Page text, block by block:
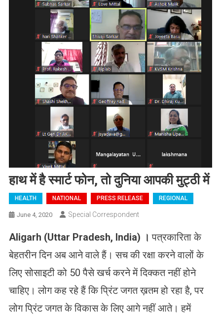
हाथ में है स्मार्ट फोन, तो दुनिया आपकी मुट्ठी में
HEALTH NATIONAL PRESS RELEASE REGIONAL
June 4, 2020 Special Correspondent
Aligarh (Uttar Pradesh, India) ।पत्रकारिता के
बेहतरीन दिन अब आने वाले हैं। सच की रक्षा करने वालों के
लिए सोसाइटी को 50 पैसे खर्च करने में दिक्कत नहीं होने
चाहिए। लोग कह रहे हैं कि प्रिंट जगत ख़तम हो रहा है, पर
लोग प्रिंट जगत के विकास के लिए आगे नहीं आते। हमें